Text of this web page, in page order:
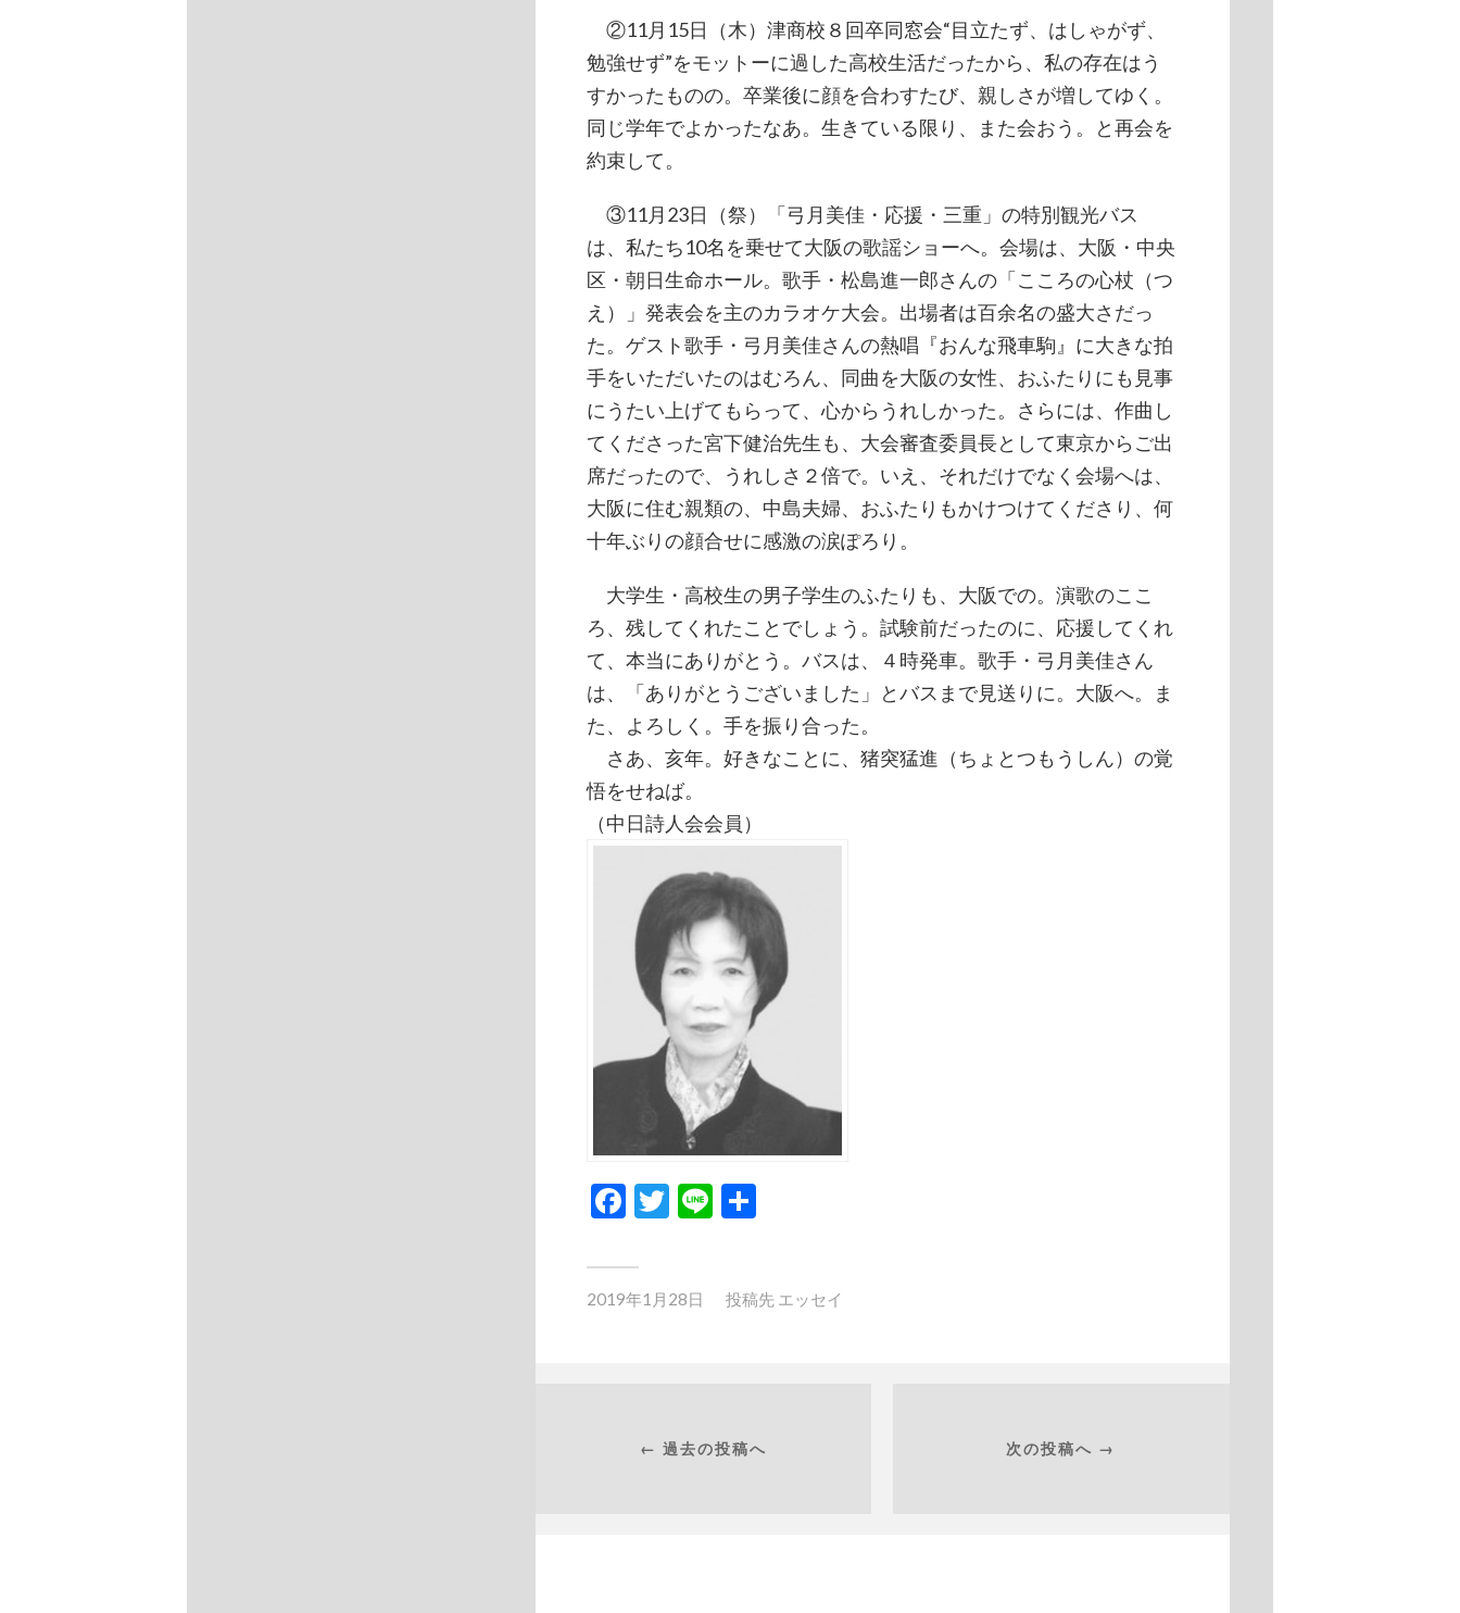
②11月15日（木）津商校８回卒同窓会“目立たず、はしゃがず、
勉強せず”をモットーに過した高校生活だったから、私の存在はう
すかったものの。卒業後に顔を合わすたび、親しさが増してゆく。
同じ学年でよかったなあ。生きている限り、また会おう。と再会を
約束して。
③11月23日（祭）「弓月美佳・応援・三重」の特別観光バス
は、私たち10名を乗せて大阪の歌謡ショーへ。会場は、大阪・中央
区・朝日生命ホール。歌手・松島進一郎さんの「こころの心杖（つ
え）」発表会を主のカラオケ大会。出場者は百余名の盛大さだっ
た。ゲスト歌手・弓月美佳さんの熱唱『おんな飛車駒』に大きな拍
手をいただいたのはむろん、同曲を大阪の女性、おふたりにも見事
にうたい上げてもらって、心からうれしかった。さらには、作曲し
てくださった宮下健治先生も、大会審査委員長として東京からご出
席だったので、うれしさ２倍で。いえ、それだけでなく会場へは、
大阪に住む親類の、中島夫婦、おふたりもかけつけてくださり、何
十年ぶりの顔合せに感激の涙ぽろり。
大学生・高校生の男子学生のふたりも、大阪での。演歌のここ
ろ、残してくれたことでしょう。試験前だったのに、応援してくれ
て、本当にありがとう。バスは、４時発車。歌手・弓月美佳さん
は、「ありがとうございました」とバスまで見送りに。大阪へ。ま
た、よろしく。手を振り合った。
さあ、亥年。好きなことに、猪突猛進（ちょとつもうしん）の覚
悟をせねば。
（中日詩人会会員）
Facebook
Twitter
Line
2019年1月28日 投稿先 エッセイ
← 過去の投稿へ 次の投稿へ →